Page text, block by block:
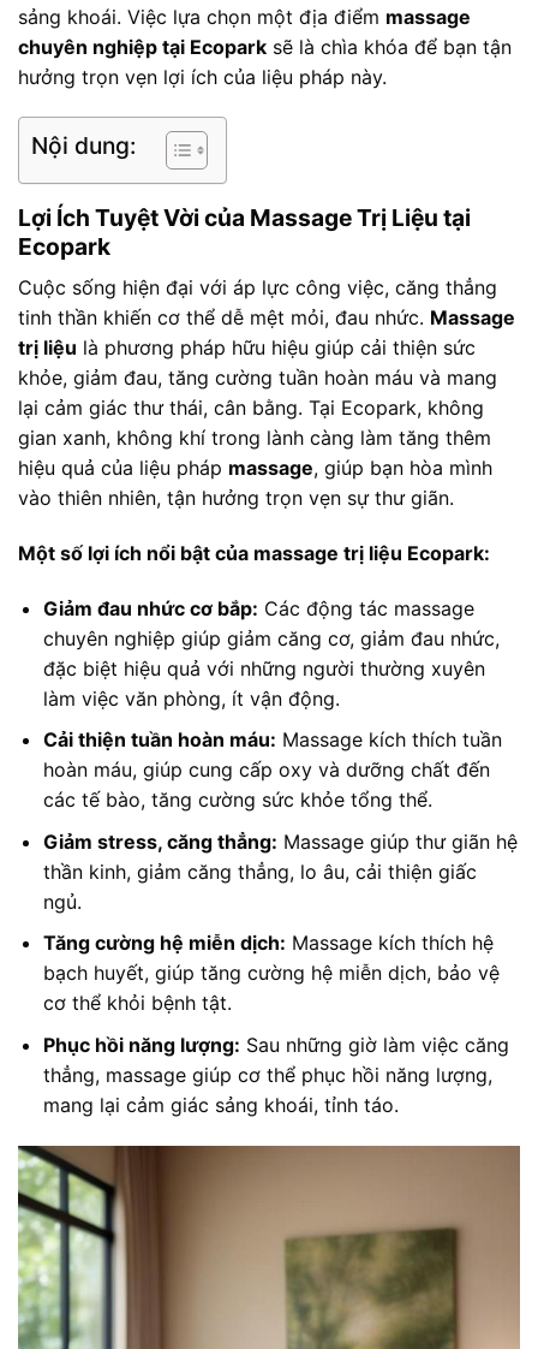
sảng khoái. Việc lựa chọn một địa điểm massage
chuyên nghiệp tại Ecopark sẽ là chìa khóa để bạn tận
hưởng trọn vẹn lợi ích của liệu pháp này.
Nội dung:
Lợi Ích Tuyệt Vời của Massage Trị Liệu tại
Ecopark
Cuộc sống hiện đại với áp lực công việc, căng thẳng
tinh thần khiến cơ thể dễ mệt mỏi, đau nhức. Massage
trị liệu là phương pháp hữu hiệu giúp cải thiện sức
khỏe, giảm đau, tăng cường tuần hoàn máu và mang
lại cảm giác thư thái, cân bằng. Tại Ecopark, không
gian xanh, không khí trong lành càng làm tăng thêm
hiệu quả của liệu pháp massage, giúp bạn hòa mình
vào thiên nhiên, tận hưởng trọn vẹn sự thư giãn.
Một số lợi ích nổi bật của massage trị liệu Ecopark:
Giảm đau nhức cơ bắp: Các động tác massage
chuyên nghiệp giúp giảm căng cơ, giảm đau nhức,
đặc biệt hiệu quả với những người thường xuyên
làm việc văn phòng, ít vận động.
Cải thiện tuần hoàn máu: Massage kích thích tuần
hoàn máu, giúp cung cấp oxy và dưỡng chất đến
các tế bào, tăng cường sức khỏe tổng thể.
Giảm stress, căng thẳng: Massage giúp thư giãn hệ
thần kinh, giảm căng thẳng, lo âu, cải thiện giấc
ngủ.
Tăng cường hệ miễn dịch: Massage kích thích hệ
bạch huyết, giúp tăng cường hệ miễn dịch, bảo vệ
cơ thể khỏi bệnh tật.
Phục hồi năng lượng: Sau những giờ làm việc căng
thẳng, massage giúp cơ thể phục hồi năng lượng,
mang lại cảm giác sảng khoái, tỉnh táo.